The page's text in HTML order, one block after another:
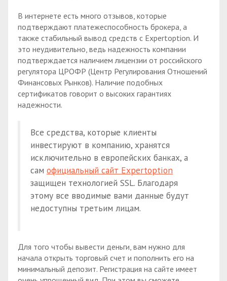
В интернете есть много отзывов, которые
подтверждают платежеспособность брокера, а
также стабильный вывод средств с Expertoption. И
это неудивительно, ведь надежность компании
подтверждается наличием лицензии от российского
регулятора ЦРОФР (Центр Регулирования Отношений
Финансовых Рынков). Наличие подобных
сертификатов говорит о высоких гарантиях
надежности.
Все средства, которые клиенты
инвестируют в компанию, хранятся
исключительно в европейских банках, а
сам официальный сайт Expertoption
защищен технологией SSL. Благодаря
этому все вводимые вами данные будут
недоступны третьим лицам.
Для того чтобы вывести деньги, вам нужно для
начала открыть торговый счет и пополнить его на
минимальный депозит. Регистрация на сайте имеет